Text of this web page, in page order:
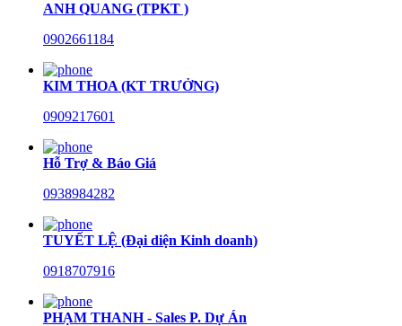
ANH QUANG (TPKT )
0902661184
KIM THOA (KT TRƯỞNG)
0909217601
Hỗ Trợ & Báo Giá
0938984282
TUYẾT LỆ (Đại diện Kinh doanh)
0918707916
PHẠM THANH - Sales P. Dự Án